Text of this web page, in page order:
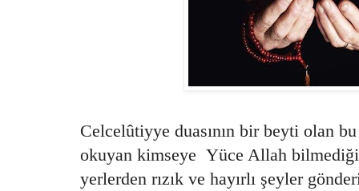
Celcelûtiyye duasının bir beyti olan
okuyan kimseye Yüce Allah
yerlerden rızık ve hayırlı şeyler